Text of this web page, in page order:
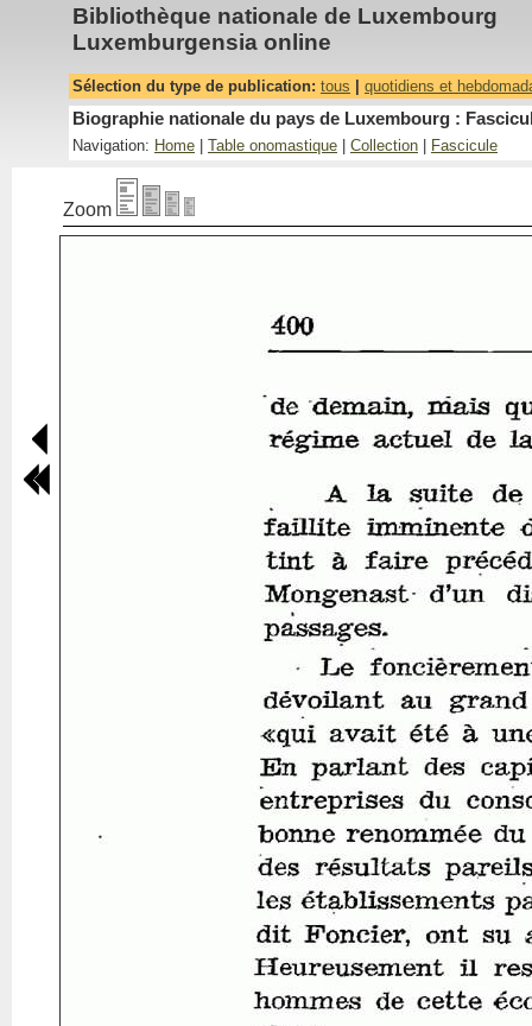
Bibliothèque nationale de Luxembourg
Luxemburgensia online
Sélection du type de publication: tous quotidiens et
Biographie nationale du pays de Luxembourg :
Navigation: Home Table onomastique Collection Fascicule
Zoom